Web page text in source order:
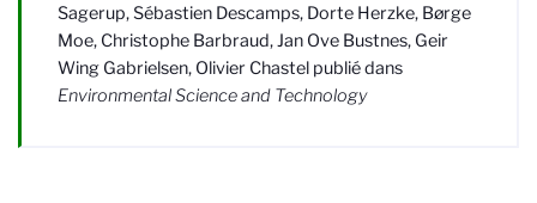
Sagerup, Sébastien Descamps, Dorte Herzke, Børge
Moe, Christophe Barbraud, Jan Ove Bustnes, Geir
Wing Gabrielsen, Olivier Chastel publié dans
Environmental Science and Technology